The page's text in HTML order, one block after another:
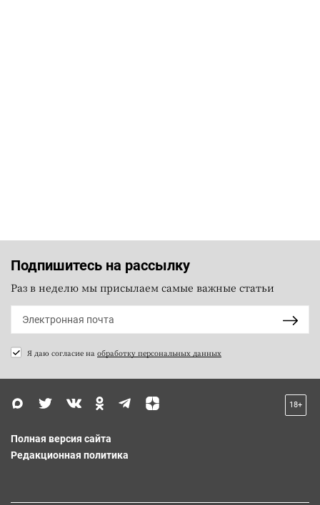
Подпишитесь на рассылку
Раз в неделю мы присылаем самые важные статьи
Я даю согласие на обработку персональных данных
18+
Полная версия сайта
Редакционная политика